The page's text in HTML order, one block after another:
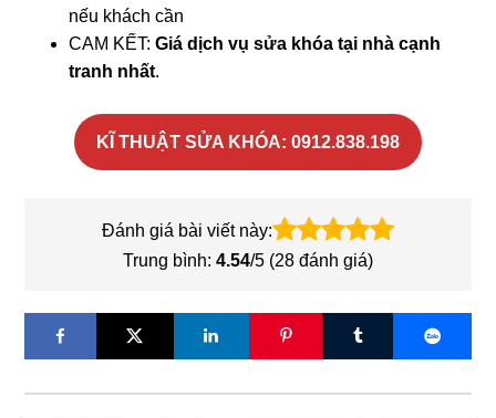
nếu khách cần
CAM KẾT:Giá dịch vụ sửa khóa tại nhà cạnh
tranh nhất.
KĨ THUẬT SỬA KHÓA: 0912.838.198
Đánh giá bài viết này:
Trung bình: 4.54/5 (28 đánh giá)